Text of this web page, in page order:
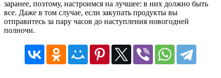
заранее, поэтому, настроимся на лучшее: в них должно быть
все. Даже в том случае, если закупать продукты вы
отправитесь за пару часов до наступления новогодней
полночи.